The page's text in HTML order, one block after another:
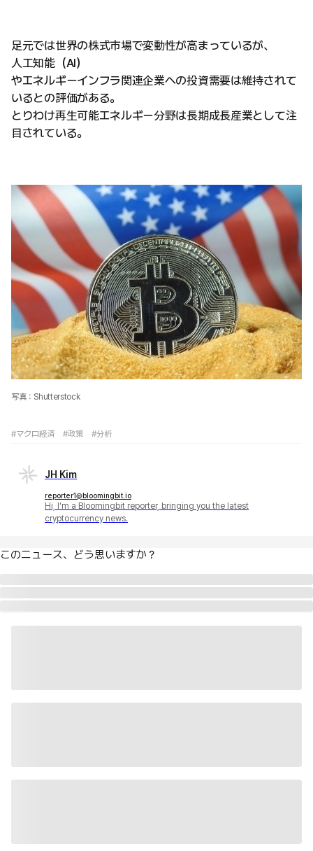
足元では世界の株式市場で変動性が高まっているが、
人工知能（AI）
やエネルギーインフラ関連企業への投資需要は維持されて
いるとの評価がある。
とりわけ再生可能エネルギー分野は長期成長産業として注
目されている。
写真：Shutterstock
#マクロ経済 #政策 #分析
JH Kim
reporter1@bloomingbit.io
Hi, I'm a Bloomingbit reporter, bringing you the latest
cryptocurrency news.
このニュース、どう思いますか？